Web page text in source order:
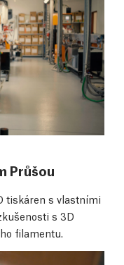
Průšou
tiskáren s vlastními
s 3D
filamentu.